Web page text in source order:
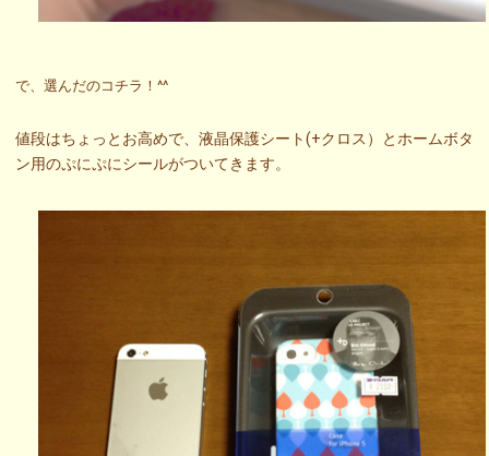
で、選んだのコチラ！^^
値段はちょっとお高めで、液晶保護シート(+クロス）とホームボタ
ン用のぷにぷにシールがついてきます。